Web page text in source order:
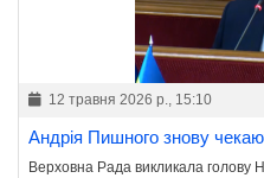
12 травня 2026 р., 15:10
Андрія Пишного знову
Верховна Рада викликала